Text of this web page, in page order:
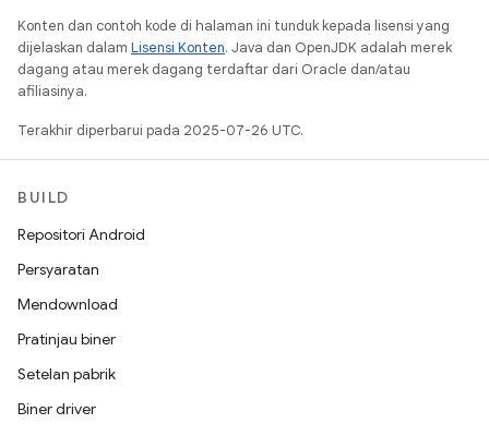
Konten dan contoh kode di halaman ini tunduk kepada lisensi yang
dijelaskan dalam Lisensi Konten. Java dan OpenJDK adalah merek
dagang atau merek dagang terdaftar dari Oracle dan/atau
afiliasinya.
Terakhir diperbarui pada 2025-07-26 UTC.
BUILD
Repositori Android
Persyaratan
Mendownload
Pratinjau biner
Setelan pabrik
Biner driver